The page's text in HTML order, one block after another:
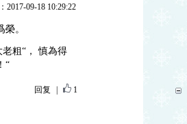
2017-09-18 10:29:22
。
粗“， 慎為得
“
回复 1